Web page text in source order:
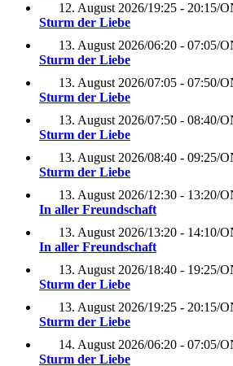
12. August 2026/19:25 - 20:15/
Sturm der Liebe
13. August 2026/06:20 - 07:05/
Sturm der Liebe
13. August 2026/07:05 - 07:50/
Sturm der Liebe
13. August 2026/07:50 - 08:40/
Sturm der Liebe
13. August 2026/08:40 - 09:25/
Sturm der Liebe
13. August 2026/12:30 - 13:20/
In aller Freundschaft
13. August 2026/13:20 - 14:10/
In aller Freundschaft
13. August 2026/18:40 - 19:25/
Sturm der Liebe
13. August 2026/19:25 - 20:15/
Sturm der Liebe
14. August 2026/06:20 - 07:05/
Sturm der Liebe